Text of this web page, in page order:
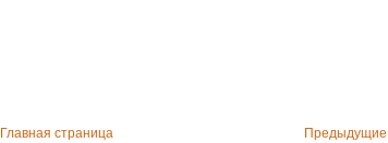
Предыдущие
Главная страница